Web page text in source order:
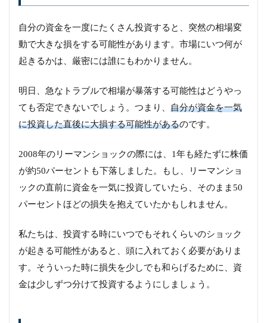
自分の資金を一度にたくさん投資すると、突然の相場変
動で大きな損をする可能性があります。市場にいつ何が
起きるかは、厳密には誰にもわかりません。
明日、急なトラブルで相場が暴落する可能性はどうやっ
ても否定できないでしょう。つまり、 自分が資金を一気
に投資した直後に大損する可能性があるのです。
2008年のリーマンショックの際には、1年も経たずに株価
が約50パーセントも下落しました。もし、リーマンショ
ックの直前に資金を一気に投資していたら、そのまま50
パーセントほどの損失を抱えていたかもしれません。
私たちは、投資する時にいつでもそれくらいのショック
が起きる可能性があると、頭に入れておく必要がありま
す。そういった時に損失を少しでも和らげるために、資
金は少しずつ分けて投資するようにしましょう。